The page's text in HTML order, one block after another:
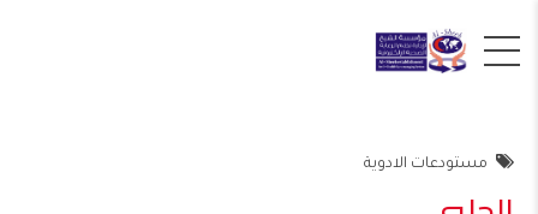
مستودعات الادوية